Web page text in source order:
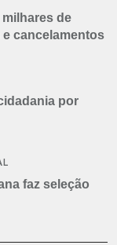
de
cancelamentos
por
faz seleção